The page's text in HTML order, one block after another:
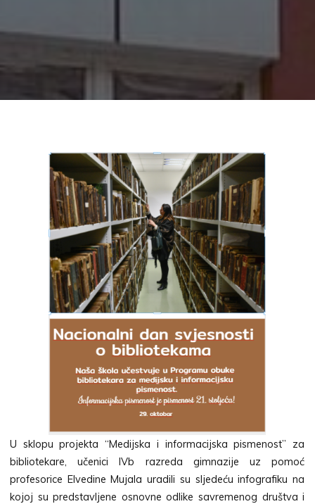
U sklopu projekta “Medijska i informacijska pismenost” za
bibliotekare, učenici IVb razreda gimnazije uz pomoć
profesorice Elvedine Mujala uradili su sljedeću infografiku na
kojoj su predstavljene osnovne odlike savremenog društva i